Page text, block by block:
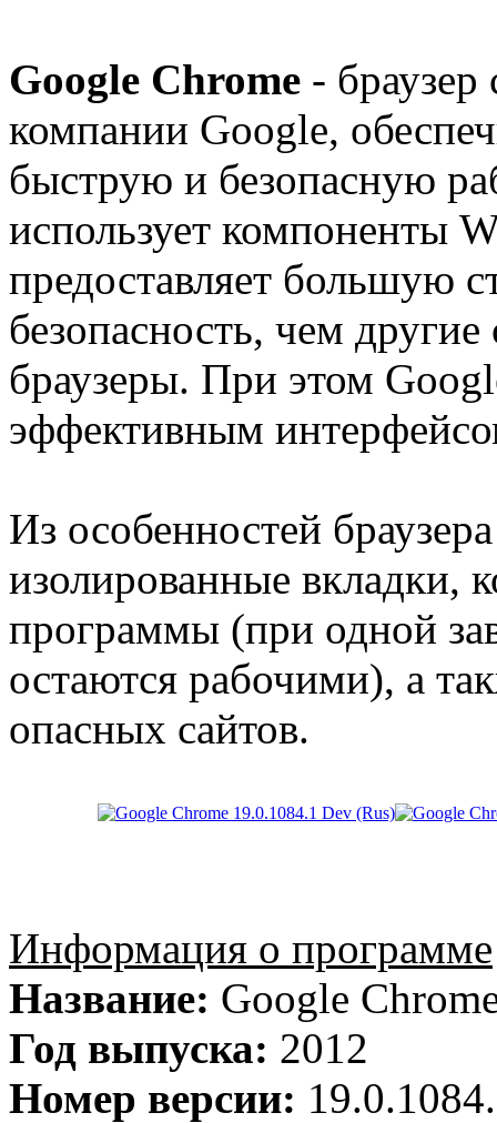
Google Chrome -
компании Google,
быструю и безопасную
использует компоненты
предоставляет большую
безопасность, чем
браузеры. При этом
эффективным
Из особенностей
изолированные вкладки,
программы (при одной
остаются рабочими), а
опасных сайтов.
Информация о программе
Название: Google
Год выпуска: 2012
Номер версии: